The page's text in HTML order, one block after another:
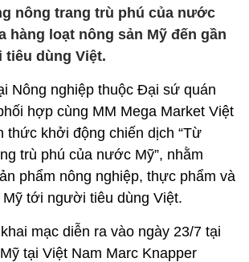
nông trang trù phú của nước
hàng loạt nông sản Mỹ đến gần
dùng Việt.
Nông nghiệp thuộc Đại sứ quán
hợp cùng MM Mega Market Việt
thức khởi động chiến dịch “Từ
trù phú của nước Mỹ”, nhằm
phẩm nông nghiệp, thực phẩm và
tới người tiêu dùng Việt.
mạc diễn ra vào ngày 23/7 tại
tại Việt Nam Marc Knapper